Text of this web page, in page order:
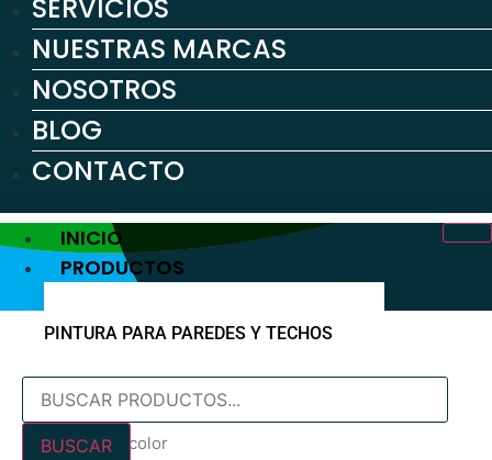
SERVICIOS
NUESTRAS MARCAS
NOSOTROS
BLOG
CONTACTO
INICIO
PRODUCTOS
PINTURA PARA PAREDES Y TECHOS
Pintura blanca
En oferta
Pintura de color
Búsqueda
productos
BUSCAR